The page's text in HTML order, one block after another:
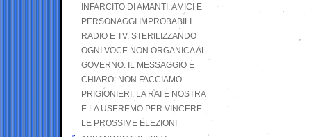
INFARCITO DI AMANTI, AMICI E
PERSONAGGI IMPROBABILI
RADIO E TV, STERILIZZANDO
OGNI VOCE NON ORGANICA AL
GOVERNO. IL MESSAGGIO È
CHIARO: NON FACCIAMO
PRIGIONIERI. LA RAI È NOSTRA
E LA USEREMO PER VINCERE
LE PROSSIME ELEZIONI